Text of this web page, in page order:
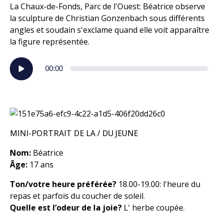
La Chaux-de-Fonds, Parc de l'Ouest: Béatrice observe
la sculpture de Christian Gonzenbach sous différents
angles et soudain s'exclame quand elle voit apparaître
la figure représentée.
Lecteur
audio
00:00
MINI-PORTRAIT DE LA / DU JEUNE
Nom: Béatrice
Âge: 17 ans
Ton/votre heure préférée? 18.00-19.00: l'heure du
repas et parfois du coucher de soleil.
Quelle est l’odeur de la joie? L' herbe coupée.